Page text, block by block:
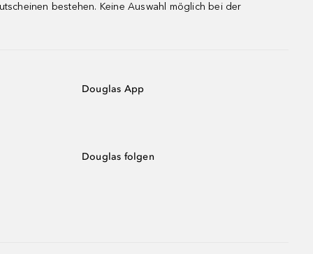
bestehen. Keine Auswahl möglich bei der
Douglas App
Douglas folgen